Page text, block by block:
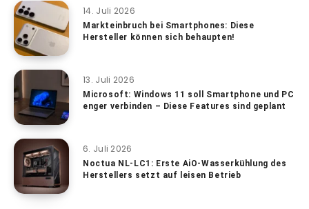
14. Juli 2026
Markteinbruch bei Smartphones: Diese
Hersteller können sich behaupten!
13. Juli 2026
Microsoft: Windows 11 soll Smartphone und PC
enger verbinden – Diese Features sind geplant
6. Juli 2026
Noctua NL-LC1: Erste AiO-Wasserkühlung des
Herstellers setzt auf leisen Betrieb